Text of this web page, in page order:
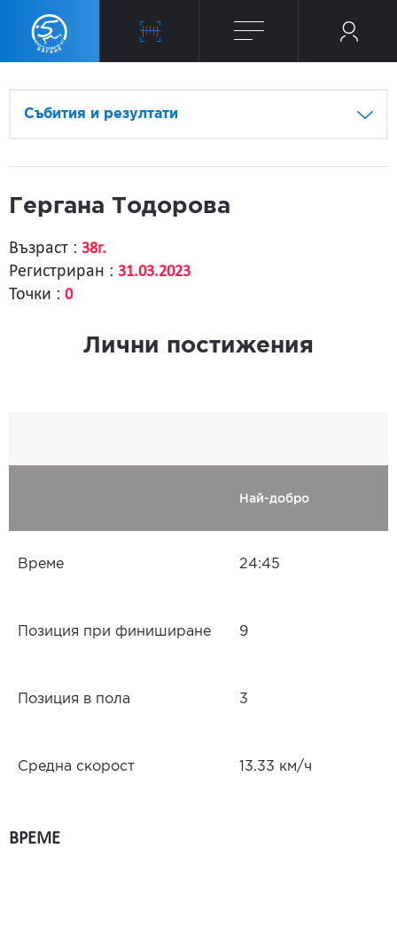
Събития и резултати
Гергана Тодорова
Възраст : 38г.
Регистриран : 31.03.2023
Точки : 0
Лични постижения
Най-добро
Време 24:45
Позиция при финиширане 9
Позиция в пола 3
Средна скорост 13.33 км/ч
ВРЕМЕ